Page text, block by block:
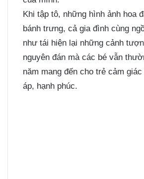
Khi tập tô, những hình ảnh hoa
bánh trưng, cả gia đình cùng
như tái hiện lại những cảnh
nguyên đán mà các bé vẫn
năm mang đến cho trẻ cảm
áp, hạnh phúc.